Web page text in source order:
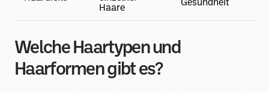
Haare
Gesundheit
Welche Haartypen und
Haarformen gibt es?